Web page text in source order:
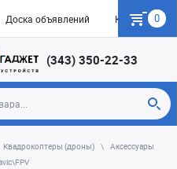
Доска объявлений Как купить
0
(343) 350-22-33
Квадрокоптеры (дроны)
Аксессуары